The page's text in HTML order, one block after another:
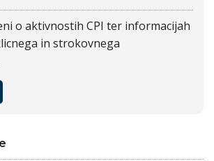
o aktivnostih CPI ter informacijah
in strokovnega